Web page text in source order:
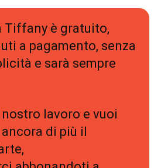
Tiffany è gratuito,
a pagamento, senza
e sarà sempre
lavoro e vuoi
di più il